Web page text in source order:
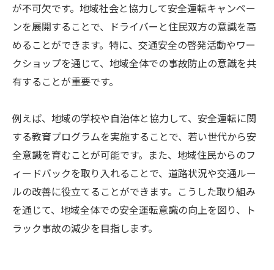
が不可欠です。地域社会と協力して安全運転キャンペー
ンを展開することで、ドライバーと住民双方の意識を高
めることができます。特に、交通安全の啓発活動やワー
クショップを通じて、地域全体での事故防止の意識を共
有することが重要です。
例えば、地域の学校や自治体と協力して、安全運転に関
する教育プログラムを実施することで、若い世代から安
全意識を育むことが可能です。また、地域住民からのフ
ィードバックを取り入れることで、道路状況や交通ルー
ルの改善に役立てることができます。こうした取り組み
を通じて、地域全体での安全運転意識の向上を図り、ト
ラック事故の減少を目指します。